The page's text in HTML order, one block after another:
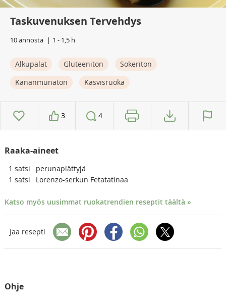
Taskuvenuksen Tervehdys
10 annosta 1 - 1,5 h
Alkupalat Gluteeniton
Sokeriton
Kananmunaton
Kasvisruoka
3 4
Raaka-aineet
1 satsi
perunaplättyjä
1 satsi Lorenzo-serkun Fetatatinaa
Katso myös uusimmat ruokatrendien reseptit täältä »
Jaa resepti
Ohje